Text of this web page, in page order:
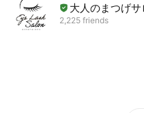
大人のまつげ
2,225 friends